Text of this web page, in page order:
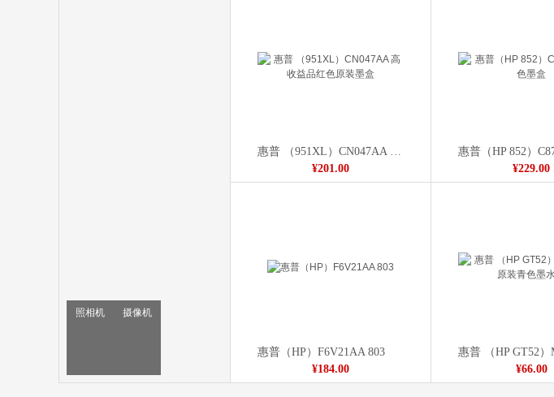
照相机 摄像机
惠普 （951XL）CN047AA 高收益品红色原装墨盒
¥201.00
¥229.00
惠普（HP）F6V21AA 803
¥184.00
¥66.00